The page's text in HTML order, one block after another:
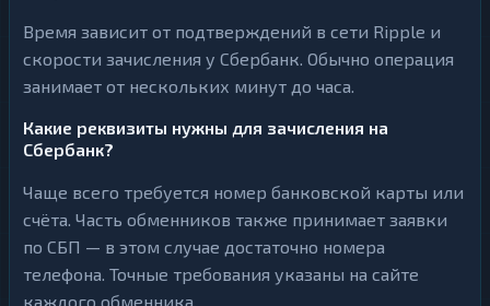
Время зависит от подтверждений в сети Ripple и
скорости зачисления у Сбербанк. Обычно операция
занимает от нескольких минут до часа.
Какие реквизиты нужны для зачисления на
Сбербанк?
Чаще всего требуется номер банковской карты или
счёта. Часть обменников также принимает заявки
по СБП — в этом случае достаточно номера
телефона. Точные требования указаны на сайте
каждого обменника.